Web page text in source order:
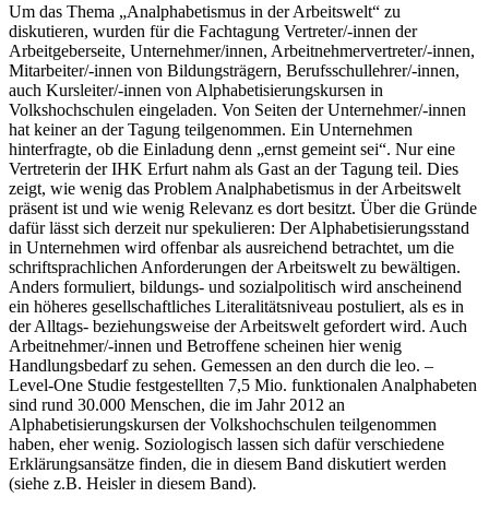
Um das Thema „Analphabetismus in der Arbeitswelt“ zu
diskutieren, wurden für die Fachtagung Vertreter/-innen der
Arbeitgeberseite, Unternehmer/innen, Arbeitnehmervertreter/-innen,
Mitarbeiter/-innen von Bildungsträgern, Berufsschullehrer/-innen,
auch Kursleiter/-innen von Alphabetisierungskursen in
Volkshochschulen eingeladen. Von Seiten der Unternehmer/-innen
hat keiner an der Tagung teilgenommen. Ein Unternehmen
hinterfragte, ob die Einladung denn „ernst gemeint sei“. Nur eine
Vertreterin der IHK Erfurt nahm als Gast an der Tagung teil. Dies
zeigt, wie wenig das Problem Analphabetismus in der Arbeitswelt
präsent ist und wie wenig Relevanz es dort besitzt. Über die Gründe
dafür lässt sich derzeit nur spekulieren: Der Alphabetisierungsstand
in Unternehmen wird offenbar als ausreichend betrachtet, um die
schriftsprachlichen Anforderungen der Arbeitswelt zu bewältigen.
Anders formuliert, bildungs- und sozialpolitisch wird anscheinend
ein höheres gesellschaftliches Literalitätsniveau postuliert, als es in
der Alltags- beziehungsweise der Arbeitswelt gefordert wird. Auch
Arbeitnehmer/-innen und Betroffene scheinen hier wenig
Handlungsbedarf zu sehen. Gemessen an den durch die leo. –
Level-One Studie festgestellten 7,5 Mio. funktionalen Analphabeten
sind rund 30.000 Menschen, die im Jahr 2012 an
Alphabetisierungskursen der Volkshochschulen teilgenommen
haben, eher wenig. Soziologisch lassen sich dafür verschiedene
Erklärungsansätze finden, die in diesem Band diskutiert werden
(siehe z.B. Heisler in diesem Band).